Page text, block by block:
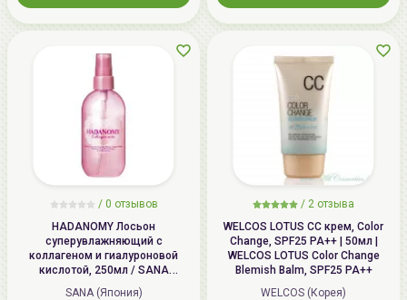
/ 0 отзывов
HADANOMY Лосьон
суперувлажняющий с
коллагеном и гиалуроновой
кислотой, 250мл / SANA
HADANOMY Collagen mist
SANA (Япония)
/ 2 отзыва
WELCOS LOTUS СС крем, Color
Change, SPF25 PA++ | 50мл |
WELCOS LOTUS Color Change
Blemish Balm, SPF25 PA++
WELCOS (Корея)